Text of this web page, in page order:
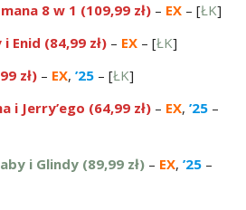
8 w 1 (109,99 zł) – EX – [ŁK]
Enid (84,99 zł) – EX – [ŁK]
zł) – EX, ’25 – [ŁK]
i Jerry’ego (64,99 zł) – EX, ’25 –
i Glindy (89,99 zł) – EX, ’25 –